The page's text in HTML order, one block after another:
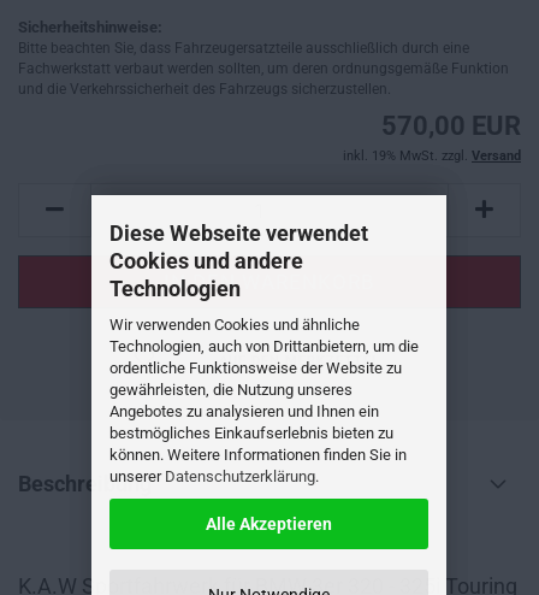
Diese Webseite verwendet
Cookies und andere
Technologien
Wir verwenden Cookies und ähnliche
Technologien, auch von Drittanbietern, um die
ordentliche Funktionsweise der Website zu
gewährleisten, die Nutzung unseres
Angebotes zu analysieren und Ihnen ein
bestmögliches Einkaufserlebnis bieten zu
können. Weitere Informationen finden Sie in
unserer Datenschutzerklärung.
Alle Akzeptieren
Sicherheitshinweise:
Bitte beachten Sie, dass Fahrzeugersatzteile ausschließlich durch eine
Fachwerkstatt verbaut werden sollten, um deren ordnungsgemäße Funktion
und die Verkehrssicherheit des Fahrzeugs sicherzustellen.
570,00 EUR
inkl. 19% MwSt. zzgl. Versand
AUF DEN MERKZETTEL
Beschreibung
K.A.W Sportfahrwerk für BMW 3er 320 - 325i Touring